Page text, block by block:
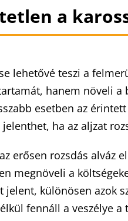
a
lehetővé teszi a
hanem növeli
esetben az
ha az aljzat
erősen rozsdás alváz
megnöveli a
jelent, különösen azok
fennáll a veszélye